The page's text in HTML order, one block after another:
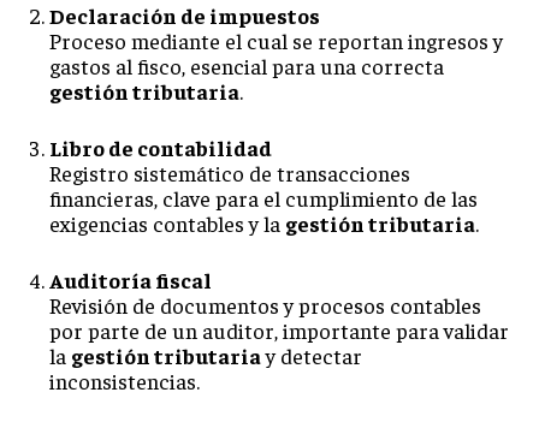
Declaración de impuestos
Proceso mediante el cual se reportan ingresos y
gastos al fisco, esencial para una correcta
gestión tributaria.
Libro de contabilidad
Registro sistemático de transacciones
financieras, clave para el cumplimiento de las
exigencias contables y la gestión tributaria.
Auditoría fiscal
Revisión de documentos y procesos contables
por parte de un auditor, importante para validar
la gestión tributariay detectar
inconsistencias.